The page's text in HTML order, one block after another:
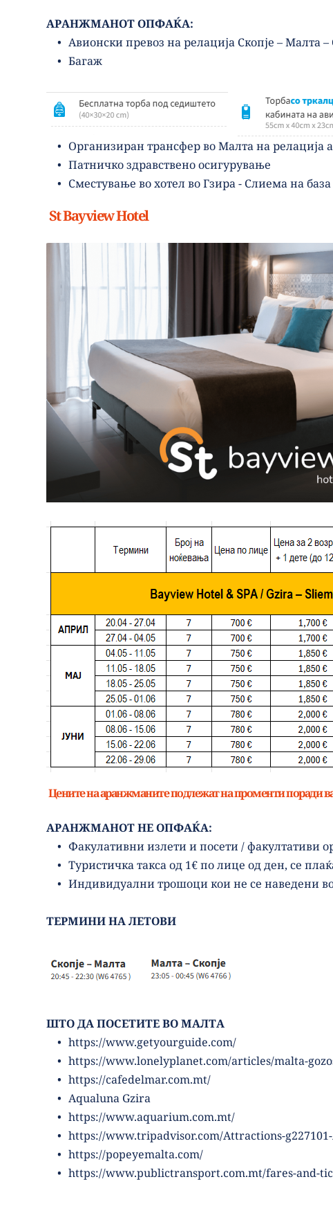
АРАНЖМАНОТ ОПФАЌА:
Авионски превоз на релација Скопје – Малта
Багаж
Организиран трансфер во Малта на релација
Патничко здравствено осигурување
Сместување во хотел во Гзира - Слиема на
St Bayview Hotel
Цените на аранжманите подлежат на променти поради
АРАНЖМАНОТ НЕ ОПФАЌА:
Факулативни излети и посети / факултативи
Туристичка такса од 1€ по лице од ден, се
Индивидуални трошоци кои не се наведени
ТЕРМИНИ НА ЛЕТОВИ
ШТО ДА ПОСЕТИТЕ ВО МАЛТА
https://www.getyourguide.com/
https://www.lonelyplanet.com/articles/malta-
https://cafedelmar.com.mt/
Aqualuna Gzira
https://www.aquarium.com.mt/
https://www.tripadvisor.com/Attractions-
https://popeyemalta.com/
https://www.publictransport.com.mt/fares-and-